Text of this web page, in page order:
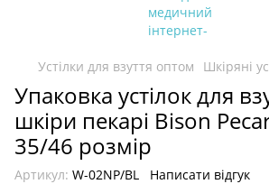
Устілки для взуття оптом Шкіряні
Упаковка устілок для
шкіри пекарі Bison
35/46 розмір
Артикул: W-02NP/BL Написати відгук